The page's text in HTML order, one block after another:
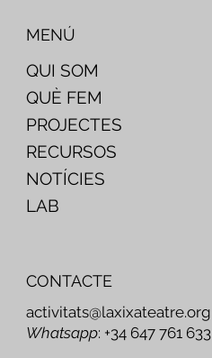
QUI SOM
QUÈ FEM
PROJECTES
RECURSOS
NOTÍCIES
LAB
MENÚ
CONTACTE
activitats@laxixateatre.org
Whatsapp: +34 647 761 633